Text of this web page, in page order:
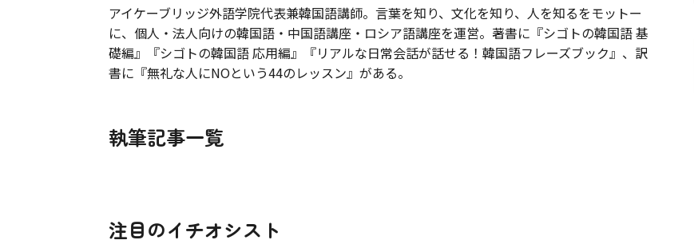
アイケーブリッジ外語学院代表兼韓国語講師。言葉を知り、文化を知り、人を知るをモットー
に、個人・法人向けの韓国語・中国語講座・ロシア語講座を運営。著書に『シゴトの韓国語 基
礎編』『シゴトの韓国語 応用編』『リアルな日常会話が話せる！韓国語フレーズブック』、訳
書に『無礼な人にNOという44のレッスン』がある。
執筆記事一覧
注目のイチオシスト